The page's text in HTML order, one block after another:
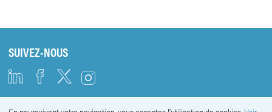
SUIVEZ-NOUS